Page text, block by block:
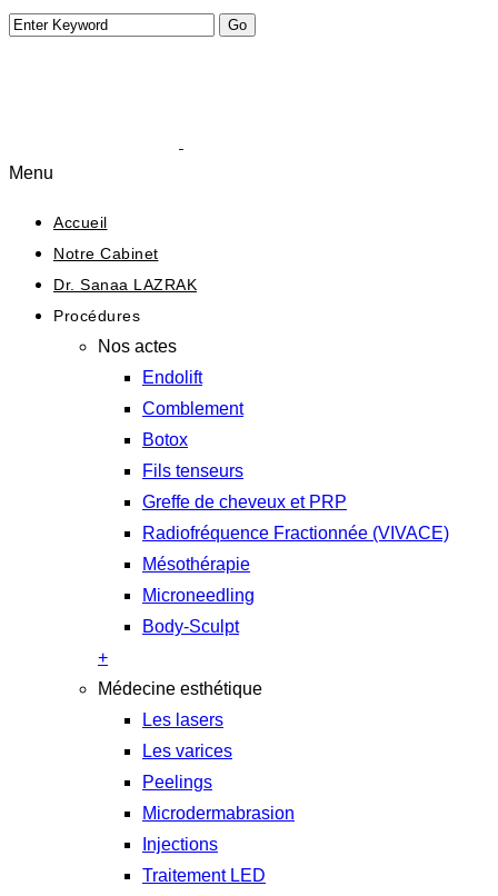
Menu
Accueil
Notre Cabinet
Dr. Sanaa LAZRAK
Procédures
Nos actes
Endolift
Comblement
Botox
Fils tenseurs
Greffe de cheveux et PRP
Radiofréquence Fractionnée (VIVACE)
Mésothérapie
Microneedling
Body-Sculpt
+
Médecine esthétique
Les lasers
Les varices
Peelings
Microdermabrasion
Injections
Traitement LED